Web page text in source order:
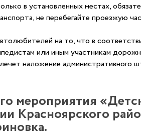
в установленных местах,
не перебегайте проезжую
на то, что в
или иным участникам
наложение
мероприятия
Красноярского